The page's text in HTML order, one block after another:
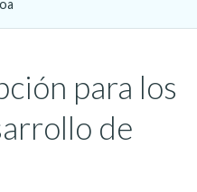
para los
de